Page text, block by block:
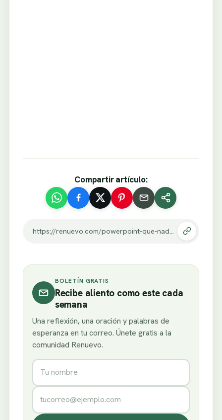
Compartir artículo:
https://renuevo.com/powerpoint-que-nada-te-turbe.html
BOLETÍN GRATIS
Recibe aliento como este cada
semana
Una reflexión, una oración y palabras de
esperanza en tu correo. Únete gratis a la
comunidad Renuevo.
Nombre
Correo electrónico